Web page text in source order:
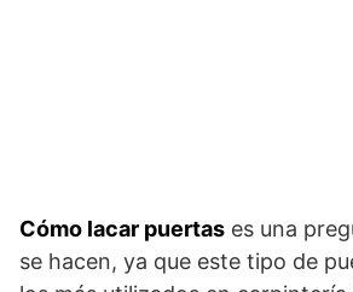
Cómo lacar puertas es una
se hacen, ya que este tipo de